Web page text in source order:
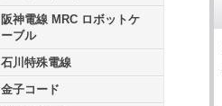
阪神電線 MRC ロボットケ
ーブル
石川特殊電線
金子コード